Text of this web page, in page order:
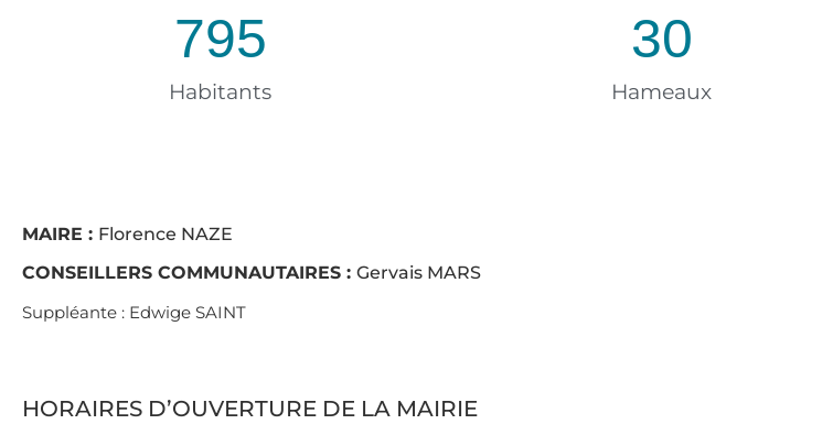
Habitants
795
Hameaux
30
MAIRE : Florence NAZE
CONSEILLERS COMMUNAUTAIRES : Gervais MARS
Suppléante : Edwige SAINT
HORAIRES D’OUVERTURE DE LA MAIRIE